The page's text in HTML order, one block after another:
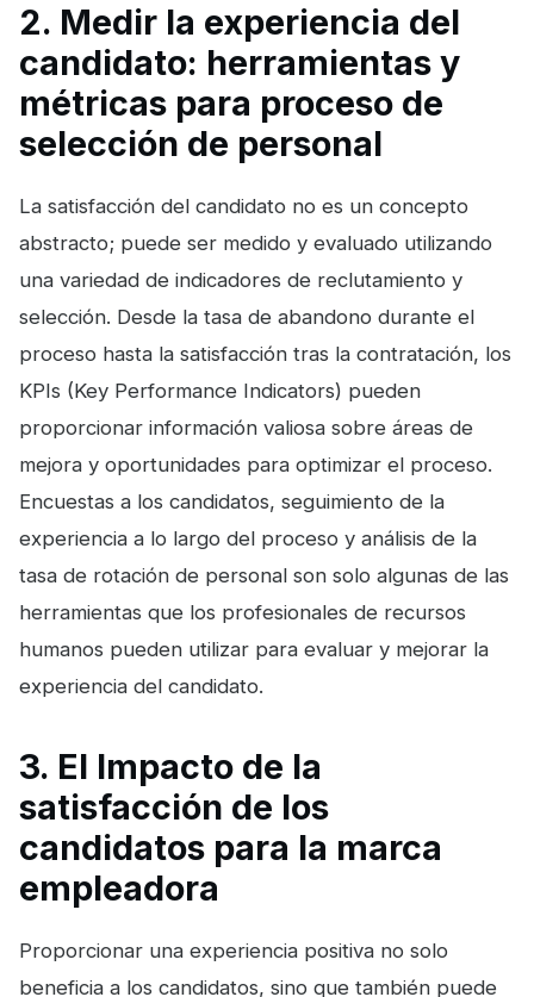
2. Medir la experiencia del
candidato: herramientas y
métricas para proceso de
selección de personal
La satisfacción del candidato no es un concepto
abstracto; puede ser medido y evaluado utilizando
una variedad de indicadores de reclutamiento y
selección. Desde la tasa de abandono durante el
proceso hasta la satisfacción tras la contratación, los
KPIs (Key Performance Indicators) pueden
proporcionar información valiosa sobre áreas de
mejora y oportunidades para optimizar el proceso.
Encuestas a los candidatos, seguimiento de la
experiencia a lo largo del proceso y análisis de la
tasa de rotación de personal son solo algunas de las
herramientas que los profesionales de recursos
humanos pueden utilizar para evaluar y mejorar la
experiencia del candidato.
3. El Impacto de la
satisfacción de los
candidatos para la marca
empleadora
Proporcionar una experiencia positiva no solo
beneficia a los candidatos, sino que también puede